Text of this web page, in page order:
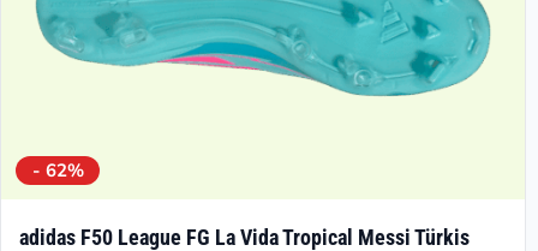
gewählt
werden
- 62%
adidas F50 League FG La Vida Tropical Messi Türkis